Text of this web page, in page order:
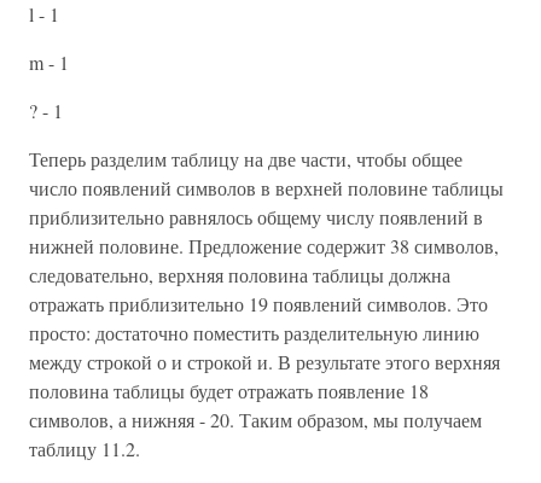
l - 1
m - 1
? - 1
Теперь разделим таблицу на две части, чтобы общее
число появлений символов в верхней половине таблицы
приблизительно равнялось общему числу появлений в
нижней половине. Предложение содержит 38 символов,
следовательно, верхняя половина таблицы должна
отражать приблизительно 19 появлений символов. Это
просто: достаточно поместить разделительную линию
между строкой о и строкой и. В результате этого верхняя
половина таблицы будет отражать появление 18
символов, а нижняя - 20. Таким образом, мы получаем
таблицу 11.2.